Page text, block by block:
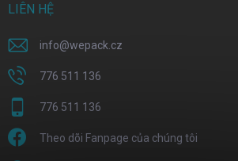
LIÊN HỆ
info@wepack.cz
776 511 136
776 511 136
Theo dõi Fanpage của chúng tôi